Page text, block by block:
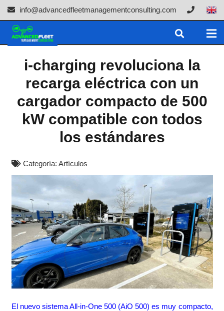
info@advancedfleetmanagementconsulting.com
i-charging revoluciona la
recarga eléctrica con un
cargador compacto de 500
kW compatible con todos
los estándares
Categoría: Artículos
El nuevo sistema All-in-One 500 (AiO 500) es muy compacto,